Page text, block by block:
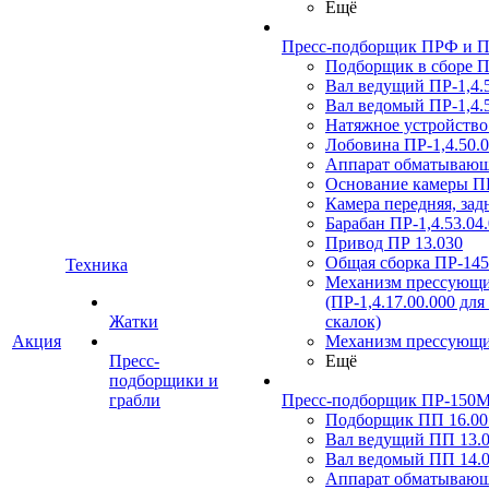
Акция
Техника
Жатки
Пресс-
подборщики и
грабли
Ещё
Пресс-подборщик ПРФ и
Подборщик в сборе
Вал ведущий ПР-
Вал ведомый ПР-
Натяжное
Лобовина ПР-
Аппарат
Основание камеры
Камера передняя,
Барабан ПР-
Привод ПР 13.030
Общая сборка ПР-
Механизм
(ПР-1,4.17.00.000
скалок)
Механизм
Ещё
Пресс-подборщик ПР-
Подборщик ПП
Вал ведущий ПП
Вал ведомый ПП
Аппарат